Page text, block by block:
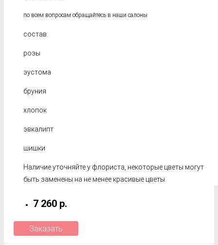
по всем вопросам обращайтесь в наши салоны
состав:
розы
эустома
бруния
хлопок
эвкалипт
шишки
Наличие уточняйте у флориста, некоторые цветы могут
быть заменены на не менее красивые цветы.
7 260 р.
Заказать